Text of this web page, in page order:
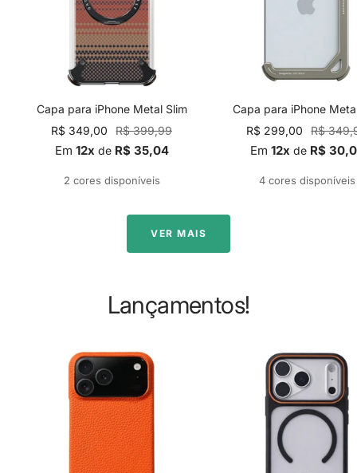
Capa para iPhone Metal Slim
Preço
promocional
R$ 349,00
Preço
normal
R$ 399,99
Em 12x de R$ 35,04
2 cores disponíveis
Capa para iPhone
Preço
promocional
R$ 299,00
Preço
normal
R$
Em 12x de R$
4 cores disponíveis
VER MAIS
Lançamentos!